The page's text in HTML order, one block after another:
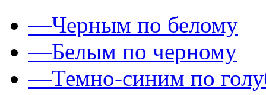
—Черным по белому
—Белым по черному
—Темно-синим по